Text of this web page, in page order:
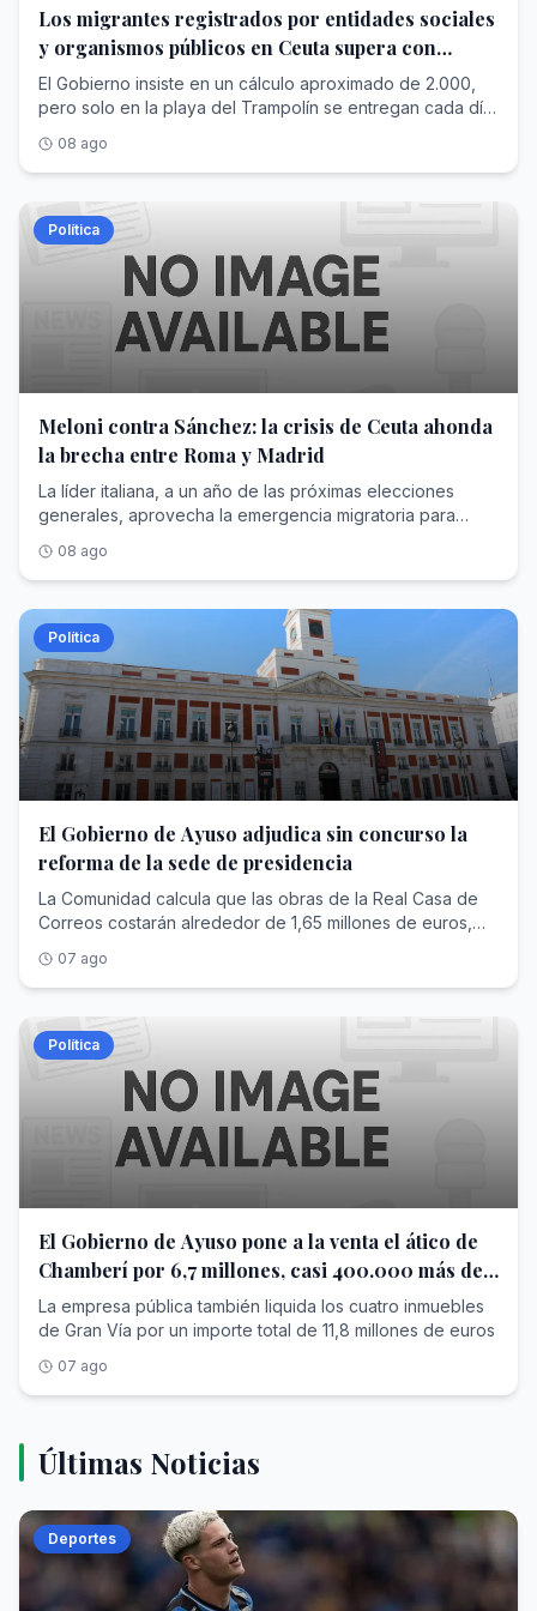
Los migrantes registrados por entidades sociales
y organismos públicos en Ceuta supera con
creces las cifras de Interior
El Gobierno insiste en un cálculo aproximado de 2.000,
pero solo en la playa del Trampolín se entregan cada día
08 ago
Política
Meloni contra Sánchez: la crisis de Ceuta ahonda
la brecha entre Roma y Madrid
La líder italiana, a un año de las próximas elecciones
generales, aprovecha la emergencia migratoria para
08 ago
Política
El Gobierno de Ayuso adjudica sin concurso la
reforma de la sede de presidencia
La Comunidad calcula que las obras de la Real Casa de
Correos costarán alrededor de 1,65 millones de euros,
trabajos, sino el diseño del proyecto por casi 60.000
euros
07 ago
Política
El Gobierno de Ayuso pone a la venta el ático de
Chamberí por 6,7 millones, casi 400.000 más de
lo que pagó
La empresa pública también liquida los cuatro inmuebles
de Gran Vía por un importe total de 11,8 millones de euros
07 ago
Últimas Noticias
Deportes